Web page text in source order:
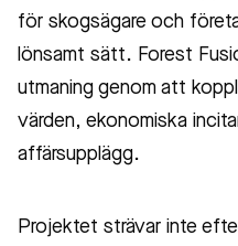
för skogsägare och
lönsamt sätt. Forest
utmaning genom att
värden, ekonomiska
affärsupplägg.
Projektet strävar inte